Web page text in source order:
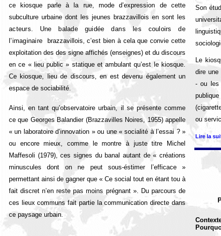
ce kiosque parle à la rue, mode d’expression de cette
subculture urbaine dont les jeunes brazzavillois en sont les
acteurs. Une balade guidéedans les couloirs de
l’imaginaire brazzavillois, c’est bien à cela que convie cette
exploitation des des signe affichés (enseignes) et du discours
en ce « lieu public » statique et ambulant qu’est le kiosque.
Ce kiosque, lieu de discours, en est devenu également un
espace de sociabilité.
Ainsi, en tant qu’observatoire urbain, il se présente comme
ce que Georges Balandier (Brazzavilles Noires, 1955) appelle
« un laboratoire d’innovation » ou une « socialité à l’essai ? »
ou encore mieux, comme le montre à juste titre Michel
Maffesoli (1979), ces signes du banal autant de « créations
minuscules dont on ne peut sous-éstimer l’efficace »
permettant ainsi de gagner que « Ce social tout en étant tou à
fait discret n’en reste pas moins prégnant ». Du parcours de
ces lieux communs fait partie la communication directe dans
ce paysage urbain.
Son
Le
dire une
- ou les
ou
Lire la
C
P